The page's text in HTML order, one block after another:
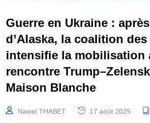
Guerre en Ukraine :
d’Alaska, la coalition
intensifie la mobilisation
rencontre
Maison Blanche
Nawel THABET 17 août 2025